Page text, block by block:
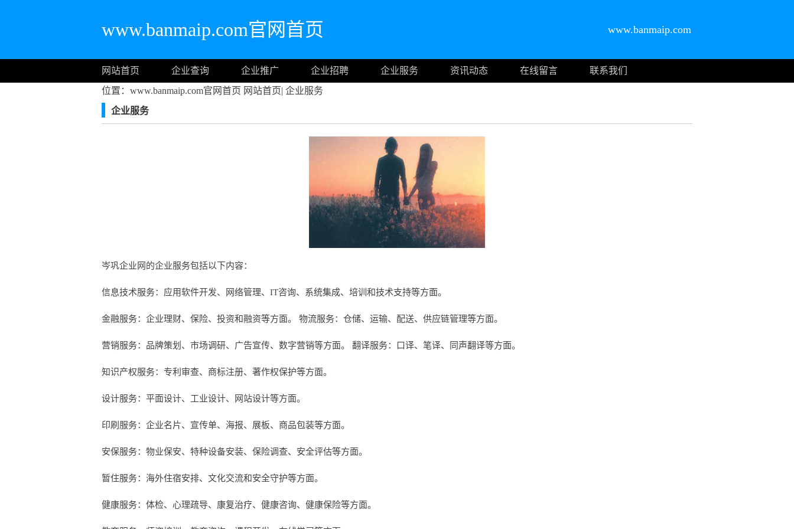
www.banmaip.com官网首页 www.banmaip.com
网站首页 企业查询 企业推广 企业招聘 企业服务 资讯动态 在线留言
联系我们
位置：www.banmaip.com官网首页 网站首页| 企业服务
企业服务
岑巩企业网的企业服务包括以下内容：
信息技术服务：应用软件开发、网络管理、IT咨询、系统集成、培训和技术支持等方面。
金融服务：企业理财、保险、投资和融资等方面。 物流服务：仓储、运输、配送、供应链管理等方面。
营销服务：品牌策划、市场调研、广告宣传、数字营销等方面。 翻译服务：口译、笔译、同声翻译等方面。
知识产权服务：专利审查、商标注册、著作权保护等方面。
设计服务：平面设计、工业设计、网站设计等方面。
印刷服务：企业名片、宣传单、海报、展板、商品包装等方面。
安保服务：物业保安、特种设备安装、保险调查、安全评估等方面。
暂住服务：海外住宿安排、文化交流和安全守护等方面。
健康服务：体检、心理疏导、康复治疗、健康咨询、健康保险等方面。